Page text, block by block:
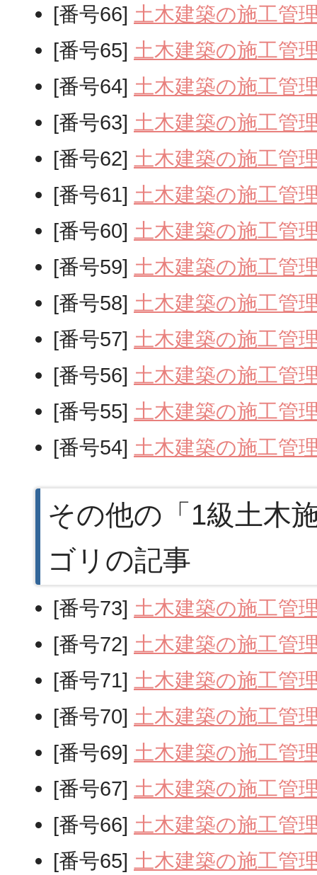
[番号66] 土木建築の施工管
[番号65] 土木建築の施工管
[番号64] 土木建築の施工管
[番号63] 土木建築の施工管
[番号62] 土木建築の施工管
[番号61] 土木建築の施工管
[番号60] 土木建築の施工管
[番号59] 土木建築の施工管
[番号58] 土木建築の施工管
[番号57] 土木建築の施工管
[番号56] 土木建築の施工管
[番号55] 土木建築の施工管
[番号54] 土木建築の施工管
その他の「1級土木
ゴリの記事
[番号73] 土木建築の施工管
[番号72] 土木建築の施工管
[番号71] 土木建築の施工管
[番号70] 土木建築の施工管
[番号69] 土木建築の施工管
[番号67] 土木建築の施工管
[番号66] 土木建築の施工管
[番号65] 土木建築の施工管